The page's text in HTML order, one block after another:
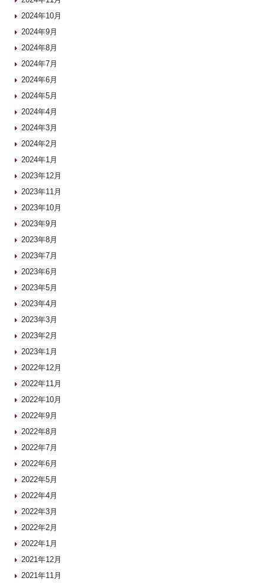
2024年10月
2024年9月
2024年8月
2024年7月
2024年6月
2024年5月
2024年4月
2024年3月
2024年2月
2024年1月
2023年12月
2023年11月
2023年10月
2023年9月
2023年8月
2023年7月
2023年6月
2023年5月
2023年4月
2023年3月
2023年2月
2023年1月
2022年12月
2022年11月
2022年10月
2022年9月
2022年8月
2022年7月
2022年6月
2022年5月
2022年4月
2022年3月
2022年2月
2022年1月
2021年12月
2021年11月